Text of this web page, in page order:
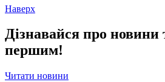
Наверх
Дізнавайся про новини
першим!
Читати новини